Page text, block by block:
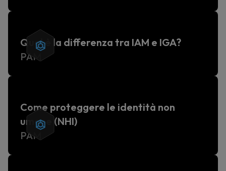
Qual è la differenza tra IAM e IGA?
PAM
Come proteggere le identità non
umane (NHI)
PAM